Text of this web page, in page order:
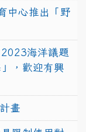
中心推出「野
海洋議題
，歡迎有興
畫